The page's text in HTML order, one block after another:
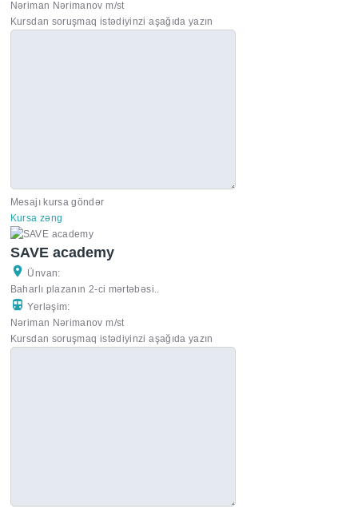
Nəriman Nərimanov m/st
Kursdan soruşmaq istədiyinzi aşağıda yazın
Mesajı kursa göndər
Kursa zəng
SAVE academy
Ünvan:
Baharlı plazanın 2-ci mərtəbəsi..
Yerləşim:
Nəriman Nərimanov m/st
Kursdan soruşmaq istədiyinzi aşağıda yazın